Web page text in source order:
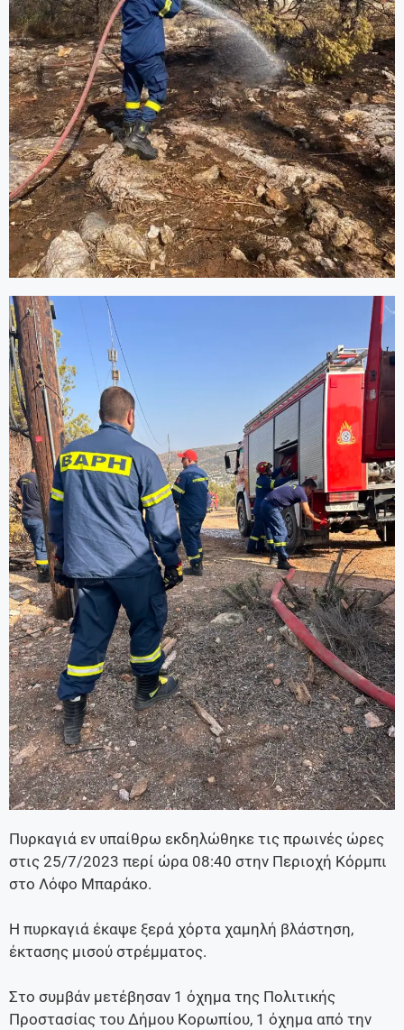
Πυρκαγιά εν υπαίθρω εκδηλώθηκε τις πρωινές ώρες
στις 25/7/2023 περί ώρα 08:40 στην Περιοχή Κόρμπι
στο Λόφο Μπαράκο.
Η πυρκαγιά έκαψε ξερά χόρτα χαμηλή βλάστηση,
έκτασης μισού στρέμματος.
Στο συμβάν μετέβησαν 1 όχημα της Πολιτικής
Προστασίας του Δήμου Κορωπίου, 1 όχημα από την